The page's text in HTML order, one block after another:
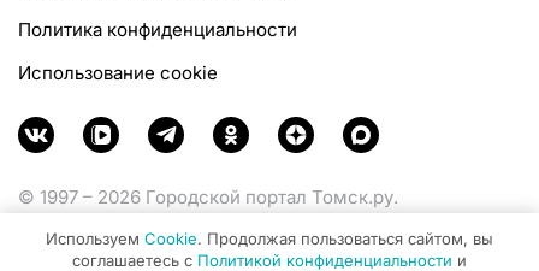
Политика конфиденциальности
Использование cookie
© 1997 – 2026 Городской портал Томск.ру.
Министерства цифрового развития, связи и массовых
Используем Cookie. Продолжая пользоваться сайтом, вы
соглашаетесь с Политикой конфиденциальности и